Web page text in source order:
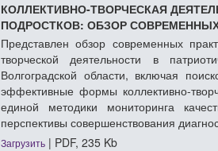
КОЛЛЕКТИВНО-ТВОРЧЕСКАЯ
ПОДРОСТКОВ: ОБЗОР
Представлен обзор современных
творческой деятельности в
Волгоградской области, включая
эффективные формы коллективно-
единой методики мониторинга
перспективы совершенствования
Загрузить | PDF, 235 Kb